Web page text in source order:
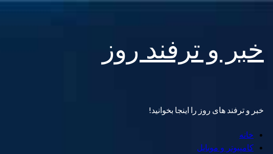
content
خبر و ترفند روز
خبر و ترفند های روز را اینجا بخوانید!
Primary
Menu
خانه
کامپیوتر و موبایل